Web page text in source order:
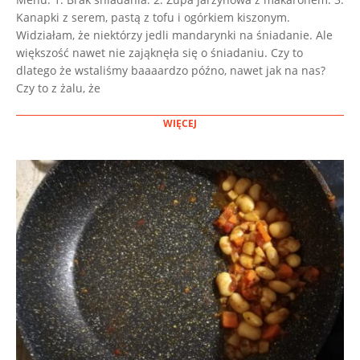
10
Kanapki z serem, pastą z tofu i ogórkiem kiszonym.
Widziałam, że niektórzy jedli mandarynki na śniadanie. Ale
większość nawet nie zająknęła się o śniadaniu. Czy to
dlatego że wstaliśmy baaaardzo późno, nawet jak na nas?
Czy to z żalu, że
WIĘCEJ